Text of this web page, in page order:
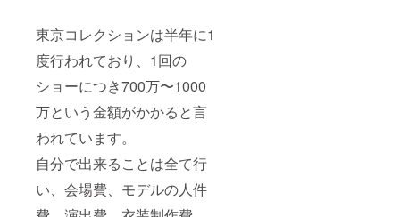
東京コレクションは半年に1
度行われており、1回の
ショーにつき700万〜1000
万という金額がかかると言
われています。
自分で出来ることは全て行
い、会場費、モデルの人件